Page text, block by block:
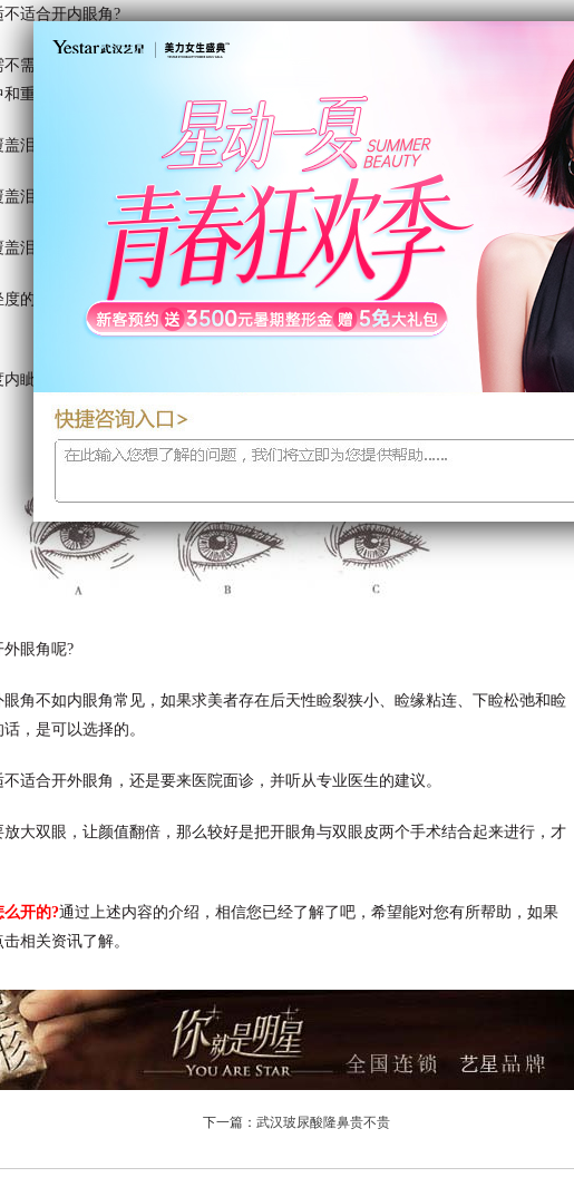
适合开内眼角?
需要开内眼角，是要看内眦赘皮的程度。根据皮肤覆盖泪阜的多少，我们可以把
重度。
泪阜少于二分之一。
泪阜介于二分之一到三分之二。
泪阜多于三分之二。
的内眦赘皮，而且追求更自然的手术效果的话，那就可以直接做双眼皮手术，无
眦赘皮的小仙女们，如果想改善眼裂过短，并缩短两眼之间的距离，还是选择开
眼角呢?
角不如内眼角常见，如果求美者存在后天性睑裂狭小、睑缘粘连、下睑松弛和睑
，是可以选择的。
适合开外眼角，还是要来医院面诊，并听从专业医生的建议。
大双眼，让颜值翻倍，那么较好是把开眼角与双眼皮两个手术结合起来进行，才
么开的?通过上述内容的介绍，相信您已经了解了吧，希望能对您有所帮助，如果
相关资讯了解。
下一篇： 武汉玻尿酸隆鼻贵不贵